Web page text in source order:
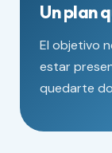
Un plan
El objetivo
estar
quedarte